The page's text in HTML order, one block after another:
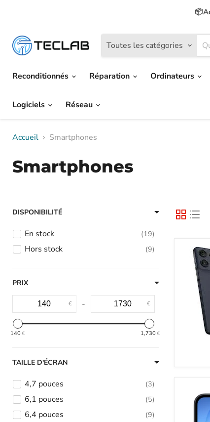
Toutes les catégories
Reconditionnés Réparation Ordinateurs
Logiciels Réseau
Accueil Smartphones
Smartphones
DISPONIBILITÉ
En stock 19
Hors stock 9
PRIX
€ - €
140 € 1,730 €
TAILLE D'ÉCRAN
4,7 pouces 3
6,1 pouces 5
6,4 pouces 9